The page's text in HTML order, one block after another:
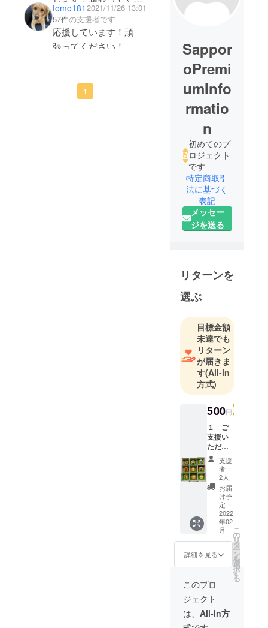
さい！
tomo181 2021/11/26 13:01
57件の支援者です
応援しています！頑
張ってください！
1
Sappor
oPremi
umInfo
rmatio
n
初めてのプ
ロジェクト
です
特定商取引
法に基づく
表記
メッセー
ジを送る
リターンを
選ぶ
目標金額
未達でも
リターン
が届きま
す(All-in
方式)
500円
１ ご
支援い
ただい
た方す
べてに
番組内
で
「thank
you
messa
ge」を
放送し
ます
２
さっぽ
ジオ公
式ホー
ムペー
ジにお
名前を
支援
者：
2人
お届
け予
定：
2022
年02
月
詳細を見る
こ
の
リ
タ
ー
ン
を
選
択
す
る
このプロ
ジェクト
は、 All-In方